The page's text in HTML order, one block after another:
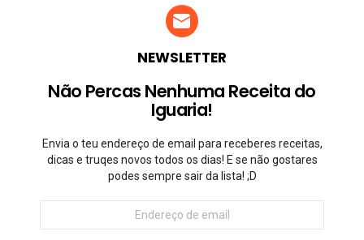
NEWSLETTER
Não Percas Nenhuma Receita do
Iguaria!
Envia o teu endereço de email para receberes receitas,
dicas e truqes novos todos os dias! E se não gostares
podes sempre sair da lista! ;D
Endereço
email